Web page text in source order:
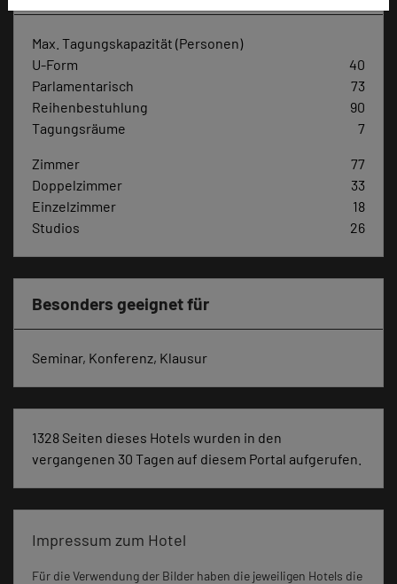
Max. Tagungskapazität (Personen)
U-Form
40
Parlamentarisch
73
Reihenbestuhlung
90
Tagungsräume
7
Zimmer
77
Doppelzimmer
33
Einzelzimmer
18
Studios
26
Besonders geeignet für
Seminar, Konferenz, Klausur
1328 Seiten dieses Hotels wurden in den
vergangenen 30 Tagen auf diesem Portal aufgerufen.
Impressum zum Hotel
Für die Verwendung der Bilder haben die jeweiligen Hotels die